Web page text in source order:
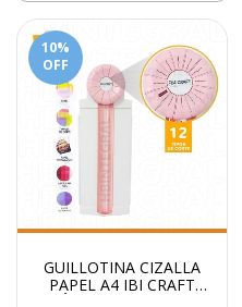
10%
OFF
GUILLOTINA CIZALLA
PAPEL A4 IBI CRAFT